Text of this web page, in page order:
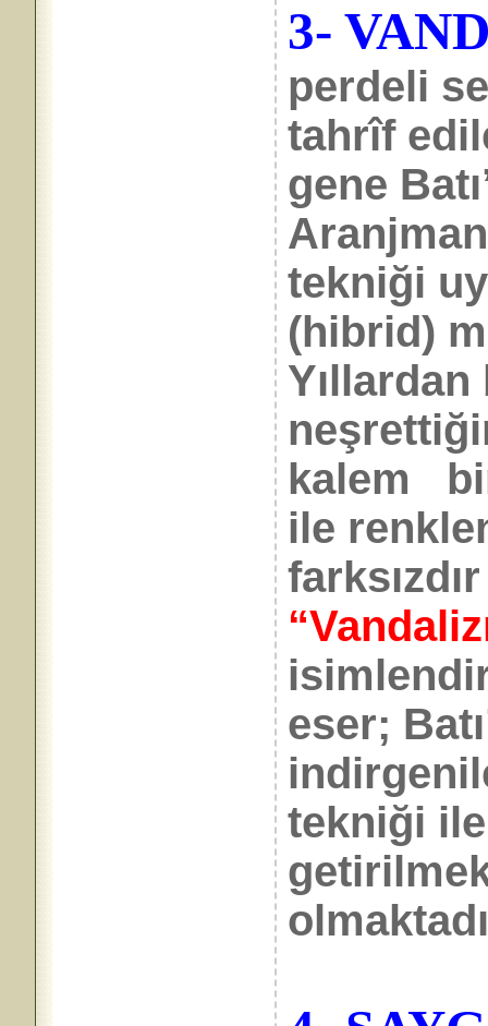
3-
perdeli
tahrîf
gene
tekniği
(hibrid)
Yıllardan
kalem
ile
eser;
tekniği